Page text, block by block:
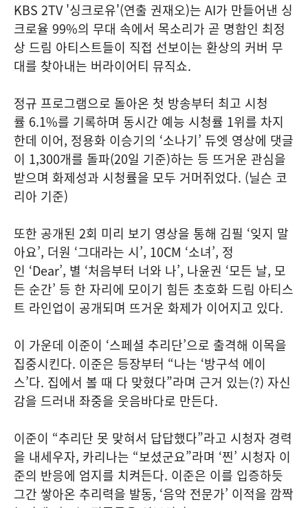
KBS 2TV '싱크로유'(연출 권재오)는 AI가 만들어낸 싱
크로율 99%의 무대 속에서 목소리가 곧 명함인 최정
상 드림 아티스트들이 직접 선보이는 환상의 커버 무
대를 찾아내는 버라이어티 뮤직쇼.
정규 프로그램으로 돌아온 첫 방송부터 최고 시청
률 6.1%를 기록하며 동시간 예능 시청률 1위를 차지
한데 이어, 정용화 이승기의 ‘소나기’ 듀엣 영상에 댓글
이 1,300개를 돌파(20일 기준)하는 등 뜨거운 관심을
받으며 화제성과 시청률을 모두 거머쥐었다. (닐슨 코
리아 기준)
또한 공개된 2회 미리 보기 영상을 통해 김필 ‘잊지 말
아요’, 더원 ‘그대라는 시’, 10CM ‘소녀’, 정
인 ‘Dear’, 별 ‘처음부터 너와 나’, 나윤권 ‘모든 날, 모
든 순간’ 등 한 자리에 모이기 힘든 초호화 드림 아티스
트 라인업이 공개되며 뜨거운 화제가 이어지고 있다.
이 가운데 이준이 ‘스페셜 추리단’으로 출격해 이목을
집중시킨다. 이준은 등장부터 “나는 ‘방구석 에이
스’다. 집에서 볼 때 다 맞혔다”라며 근거 있는(?) 자신
감을 드러내 좌중을 웃음바다로 만든다.
이준이 “추리단 못 맞혀서 답답했다”라고 시청자 경력
을 내세우자, 카리나는 “보셨군요”라며 ‘찐’ 시청자 이
준의 반응에 엄지를 치켜든다. 이준은 이를 입증하듯
그간 쌓아온 추리력을 발동, ‘음악 전문가’ 이적을 깜짝